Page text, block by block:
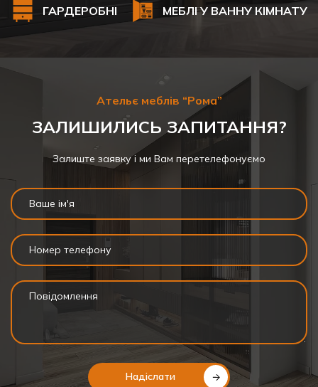
ГАРДЕРОБНІ МЕБЛІ У ВАННУ КІМНАТУ
Ательє меблів “Рома”
ЗАЛИШИЛИСЬ ЗАПИТАННЯ?
Залиште заявку і ми Вам перетелефонуємо
Надіслати